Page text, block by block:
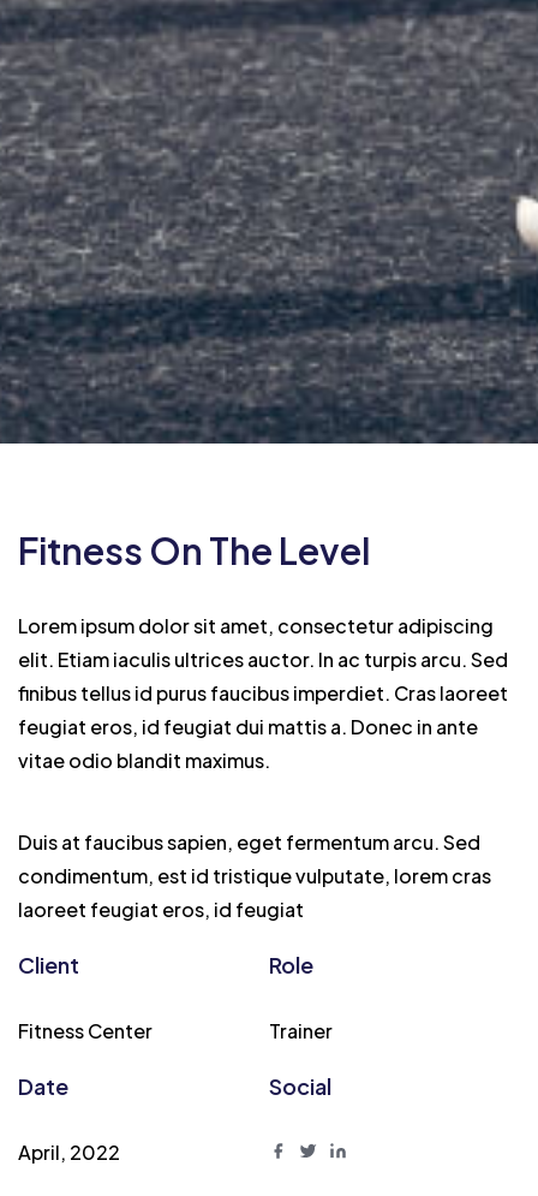
Fitness On The Level
Lorem ipsum dolor sit amet, consectetur adipiscing
elit. Etiam iaculis ultrices auctor. In ac turpis arcu. Sed
finibus tellus id purus faucibus imperdiet. Cras laoreet
feugiat eros, id feugiat dui mattis a. Donec in ante
vitae odio blandit maximus.
Duis at faucibus sapien, eget fermentum arcu. Sed
condimentum, est id tristique vulputate, lorem cras
laoreet feugiat eros, id feugiat
Client
Fitness Center
Role
Trainer
Date
April, 2022
Social